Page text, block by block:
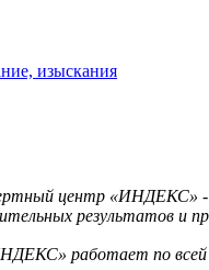
изыскания
центр «ИНДЕКС» -
результатов и
работает по всей